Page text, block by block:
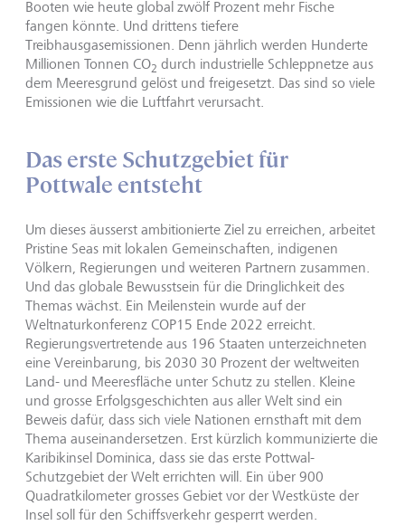
Booten wie heute global zwölf Prozent mehr Fische
fangen könnte. Und drittens tiefere
Treibhausgasemissionen. Denn jährlich werden Hunderte
Millionen Tonnen CO2 durch industrielle Schleppnetze aus
dem Meeresgrund gelöst und freigesetzt. Das sind so viele
Emissionen wie die Luftfahrt verursacht.
Das erste Schutzgebiet für
Pottwale entsteht
Um dieses äusserst ambitionierte Ziel zu erreichen, arbeitet
Pristine Seas mit lokalen Gemeinschaften, indigenen
Völkern, Regierungen und weiteren Partnern zusammen.
Und das globale Bewusstsein für die Dringlichkeit des
Themas wächst. Ein Meilenstein wurde auf der
Weltnaturkonferenz COP15 Ende 2022 erreicht.
Regierungsvertretende aus 196 Staaten unterzeichneten
eine Vereinbarung, bis 2030 30 Prozent der weltweiten
Land- und Meeresfläche unter Schutz zu stellen. Kleine
und grosse Erfolgsgeschichten aus aller Welt sind ein
Beweis dafür, dass sich viele Nationen ernsthaft mit dem
Thema auseinandersetzen. Erst kürzlich kommunizierte die
Karibikinsel Dominica, dass sie das erste Pottwal-
Schutzgebiet der Welt errichten will. Ein über 900
Quadratkilometer grosses Gebiet vor der Westküste der
Insel soll für den Schiffsverkehr gesperrt werden.